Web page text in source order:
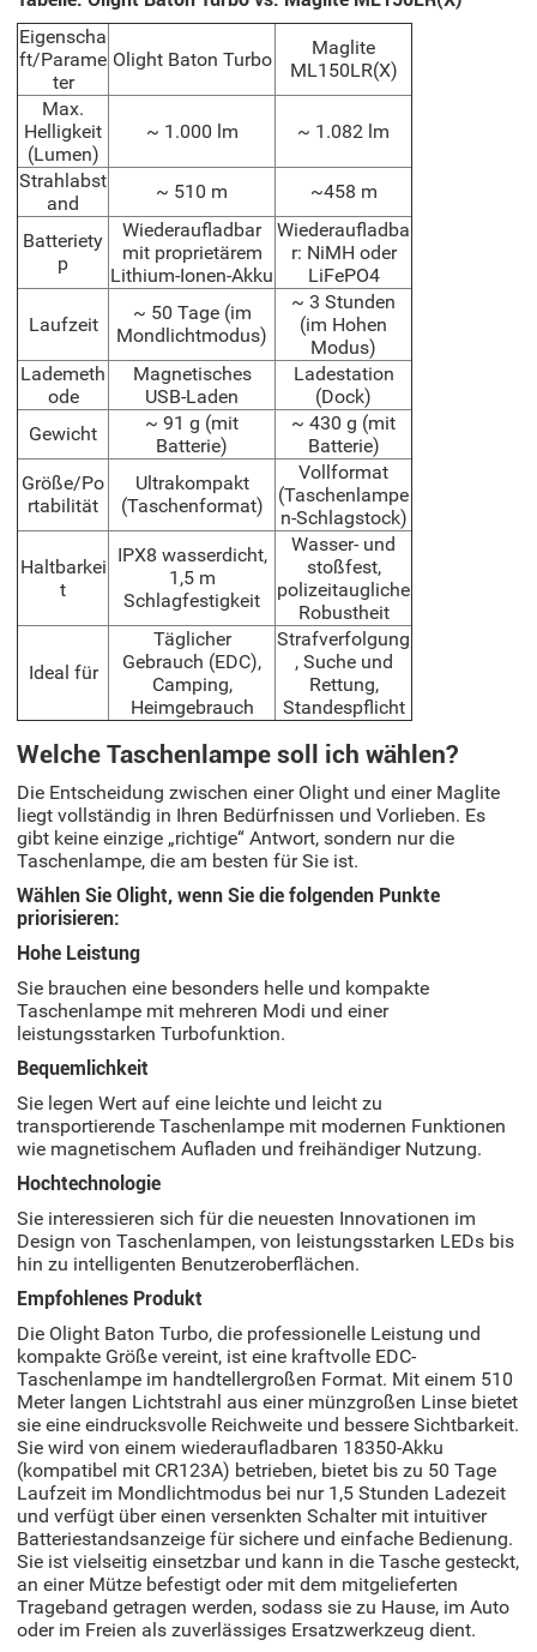
Eigenscha
ft/Parame
ter
Olight Baton Turbo
Maglite
ML150LR(X)
Max.
Helligkeit
(Lumen)
~ 1.000 lm ~ ‎1.082 lm
Strahlabst
and
~ 510 m ~458 m
Batteriety
p
Wiederaufladbar
mit proprietärem
Lithium-Ionen-Akku
Wiederaufladba
r: NiMH oder
LiFePO4
Laufzeit
~ 50 Tage (im
Mondlichtmodus)
~ 3 Stunden
(im Hohen
Modus)
Lademeth
ode
Magnetisches
USB-Laden
Ladestation
(Dock)
Gewicht
~ 91 g (mit
Batterie)
~ 430 g (mit
Batterie)
Größe/Po
rtabilität
Ultrakompakt
(Taschenformat)
Vollformat
(Taschenlampe
n-Schlagstock)
Haltbarkei
t
IPX8 wasserdicht,
1,5 m
Schlagfestigkeit
Wasser- und
stoßfest,
polizeitaugliche
Robustheit
Ideal für
Täglicher
Gebrauch (EDC),
Camping,
Heimgebrauch
Strafverfolgung
, Suche und
Rettung,
Standespflicht
Welche Taschenlampe soll ich wählen?
Die Entscheidung zwischen einer Olight und einer Maglite
liegt vollständig in Ihren Bedürfnissen und Vorlieben. Es
gibt keine einzige „richtige“ Antwort, sondern nur die
Taschenlampe, die am besten für Sie ist.
Wählen Sie Olight, wenn Sie die folgenden Punkte
priorisieren:
Hohe Leistung
Sie brauchen eine besonders helle und kompakte
Taschenlampe mit mehreren Modi und einer
leistungsstarken Turbofunktion.
Bequemlichkeit
Sie legen Wert auf eine leichte und leicht zu
transportierende Taschenlampe mit modernen Funktionen
wie magnetischem Aufladen und freihändiger Nutzung.
Hochtechnologie
Sie interessieren sich für die neuesten Innovationen im
Design von Taschenlampen, von leistungsstarken LEDs bis
hin zu intelligenten Benutzeroberflächen.
Empfohlenes Produkt
Die Olight Baton Turbo, die professionelle Leistung und
kompakte Größe vereint, ist eine kraftvolle EDC-
Taschenlampe im handtellergroßen Format. Mit einem 510
Meter langen Lichtstrahl aus einer münzgroßen Linse bietet
sie eine eindrucksvolle Reichweite und bessere Sichtbarkeit.
Sie wird von einem wiederaufladbaren 18350-Akku
(kompatibel mit CR123A) betrieben, bietet bis zu 50 Tage
Laufzeit im Mondlichtmodus bei nur 1,5 Stunden Ladezeit
und verfügt über einen versenkten Schalter mit intuitiver
Batteriestandsanzeige für sichere und einfache Bedienung.
Sie ist vielseitig einsetzbar und kann in die Tasche gesteckt,
an einer Mütze befestigt oder mit dem mitgelieferten
Trageband getragen werden, sodass sie zu Hause, im Auto
oder im Freien als zuverlässiges Ersatzwerkzeug dient.